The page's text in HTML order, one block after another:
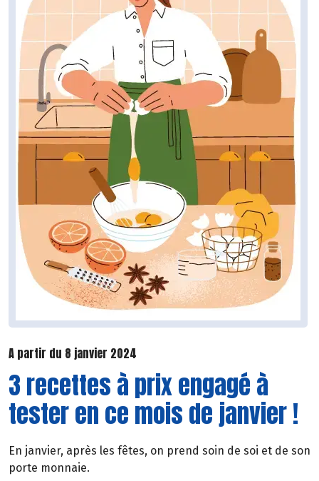
A partir du 8 janvier 2024
3 recettes à prix engagé à
tester en ce mois de janvier !
En janvier, après les fêtes, on prend soin de soi et de son
porte monnaie.